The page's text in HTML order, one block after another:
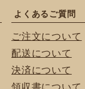
よくあるご質問
ご注文について
配送について
決済について
領収書について